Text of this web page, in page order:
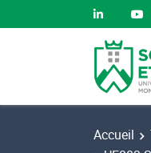
Accueil